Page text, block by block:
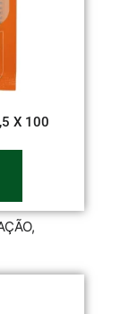
X 100
,